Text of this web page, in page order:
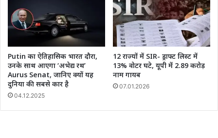
Putin का ऐतिहासिक भारत दौरा,
उनके साथ आएगा ‘अभेद्य रथ’
Aurus Senat, जानिए क्यों यह
दुनिया की सबसे कार है
04.12.2025
12 राज्यों में SIR- ड्राफ्ट लिस्ट में
13% वोटर घटे, यूपी में 2.89 करोड़
नाम गायब
07.01.2026